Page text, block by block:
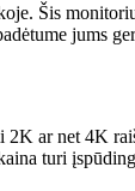
Šis
jums
ar net 4K
turi